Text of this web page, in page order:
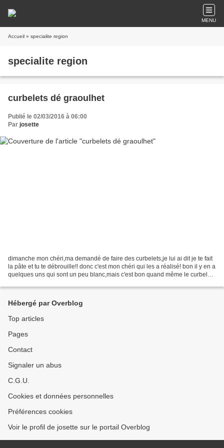
MENU
Accueil » specialite region
specialite region
curbelets dé graoulhet
Publié le 02/03/2016 à 06:00
Par josette
dimanche mon chéri,ma demandé de faire des curbelets,je lui ai dit je te fait
la pâte et tu te débrouille!! donc c'est mon chéri qui les a réalisé! bon il y en a
quelques uns qui sont un peu blanc,mais c'est bon quand même le curbelets
Hébergé par Overblog
Top articles
Pages
Contact
Signaler un abus
C.G.U.
Cookies et données personnelles
Préférences cookies
Voir le profil de josette sur le portail Overblog